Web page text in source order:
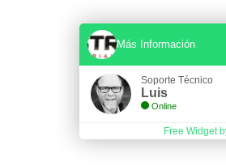
Más Información
Soporte Técnico
Luis
Online
Free Widget